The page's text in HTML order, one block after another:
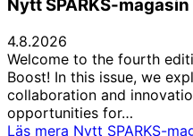
Nytt SPARKS-
4.8.2026
Welcome to the fourth
Boost! In this issue, we
collaboration and
opportunities for…
Läs mera Nytt SPARKS-